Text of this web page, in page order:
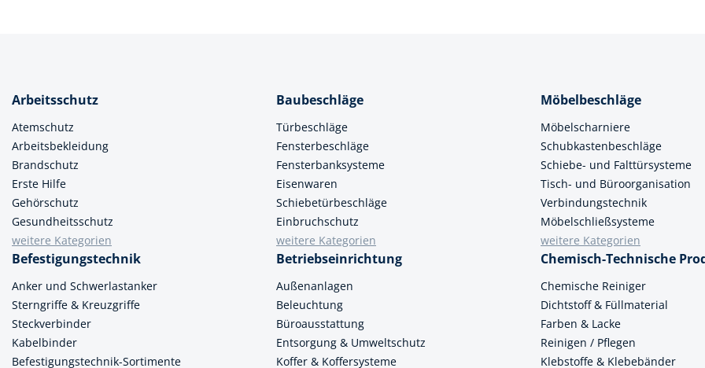
Arbeitsschutz
Atemschutz
Arbeitsbekleidung
Brandschutz
Erste Hilfe
Gehörschutz
Gesundheitsschutz
weitere Kategorien
Baubeschläge
Türbeschläge
Fensterbeschläge
Fensterbanksysteme
Eisenwaren
Schiebetürbeschläge
Einbruchschutz
weitere Kategorien
Möbelbeschläge
Möbelscharniere
Schubkastenbeschläge
Schiebe- und Falttürsysteme
Tisch- und Büroorganisation
Verbindungstechnik
Möbelschließsysteme
weitere Kategorien
Befestigungstechnik
Anker und Schwerlastanker
Sterngriffe & Kreuzgriffe
Steckverbinder
Kabelbinder
Befestigungstechnik-Sortimente
Betriebseinrichtung
Außenanlagen
Beleuchtung
Büroausstattung
Entsorgung & Umweltschutz
Koffer & Koffersysteme
Chemisch-Technische
Chemische Reiniger
Dichtstoff & Füllmaterial
Farben & Lacke
Reinigen / Pflegen
Klebstoffe & Klebebänder